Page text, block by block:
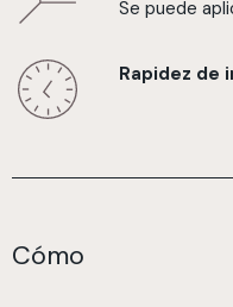
Se puede
Rapidez de
Cómo